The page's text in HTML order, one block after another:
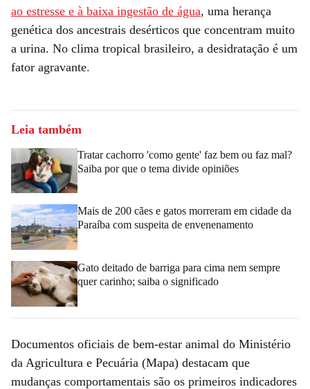
ao estresse e à baixa ingestão de água, uma herança
genética dos ancestrais desérticos que concentram muito
a urina. No clima tropical brasileiro, a desidratação é um
fator agravante.
Leia também
Tratar cachorro 'como gente' faz bem ou faz mal?
Saiba por que o tema divide opiniões
Mais de 200 cães e gatos morreram em cidade da
Paraíba com suspeita de envenenamento
Gato deitado de barriga para cima nem sempre
quer carinho; saiba o significado
Documentos oficiais de bem-estar animal do Ministério
da Agricultura e Pecuária (Mapa) destacam que
mudanças comportamentais são os primeiros indicadores